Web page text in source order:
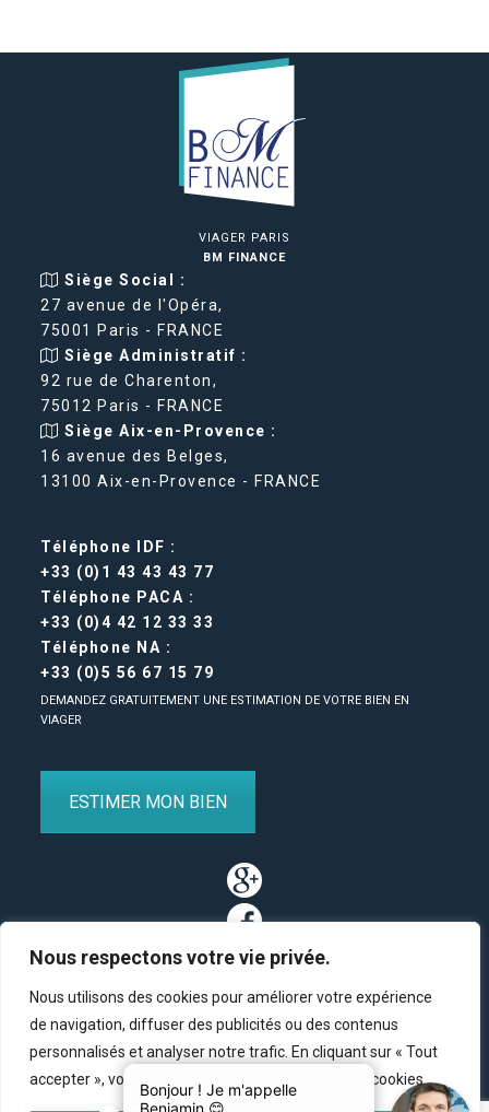
Nous respectons votre vie privée.
Nous utilisons des cookies pour améliorer votre expérience
de navigation, diffuser des publicités ou des contenus
personnalisés et analyser notre trafic. En cliquant sur « Tout
accepter », vous consentez à notre utilisation des cookies.
VIAGER PARIS
BM FINANCE
Siège Social :
27 avenue de l'Opéra,
75001 Paris - FRANCE
Siège Administratif :
92 rue de Charenton,
75012 Paris - FRANCE
Siège Aix-en-Provence :
16 avenue des Belges,
13100 Aix-en-Provence - FRANCE
Téléphone IDF :
+33 (0)1 43 43 43 77
Téléphone PACA :
+33 (0)4 42 12 33 33
Téléphone NA :
+33 (0)5 56 67 15 79
DEMANDEZ GRATUITEMENT UNE ESTIMATION DE VOTRE BIEN EN
VIAGER
ESTIMER MON BIEN
Partenaires Contact